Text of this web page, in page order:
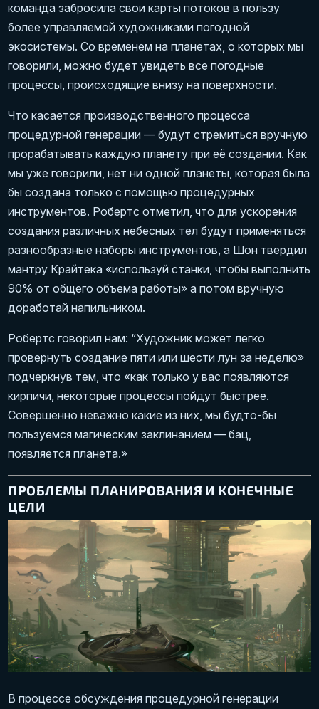
команда забросила свои карты потоков в пользу
более управляемой художниками погодной
экосистемы. Со временем на планетах, о которых мы
говорили, можно будет увидеть все погодные
процессы, происходящие внизу на поверхности.
Что касается производственного процесса
процедурной генерации — будут стремиться вручную
прорабатывать каждую планету при её создании. Как
мы уже говорили, нет ни одной планеты, которая была
бы создана только с помощью процедурных
инструментов. Робертс отметил, что для ускорения
создания различных небесных тел будут применяться
разнообразные наборы инструментов, а Шон твердил
мантру Крайтека «используй станки, чтобы выполнить
90% от общего объема работы» а потом вручную
доработай напильником.
Робертс говорил нам: “Художник может легко
провернуть создание пяти или шести лун за неделю»
подчеркнув тем, что «как только у вас появляются
кирпичи, некоторые процессы пойдут быстрее.
Совершенно неважно какие из них, мы будто-бы
пользуемся магическим заклинанием — бац,
появляется планета.»
ПРОБЛЕМЫ ПЛАНИРОВАНИЯ И КОНЕЧНЫЕ
ЦЕЛИ
В процессе обсуждения процедурной генерации